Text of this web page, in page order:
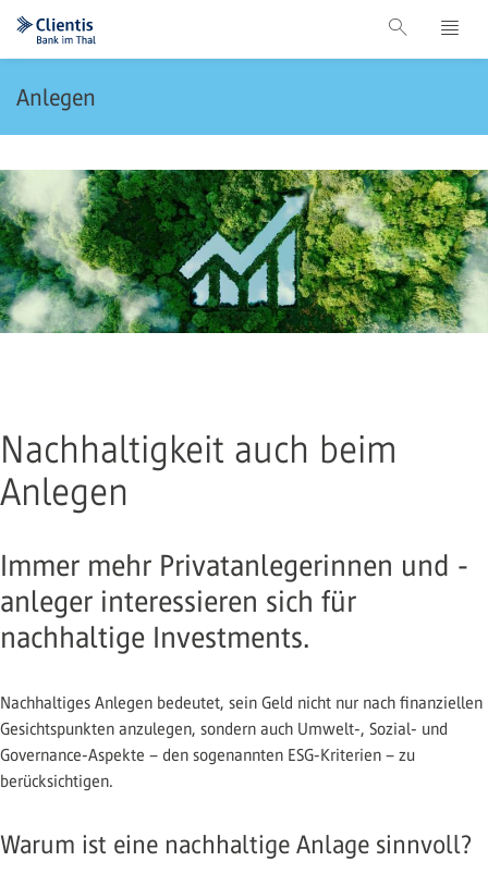
Anlegen
Nachhaltigkeit auch beim
Anlegen
Immer mehr Privatanlegerinnen und -
anleger interessieren sich für
nachhaltige Investments.
Nachhaltiges Anlegen bedeutet, sein Geld nicht nur nach finanziellen
Gesichtspunkten anzulegen, sondern auch Umwelt-, Sozial- und
Governance-Aspekte – den sogenannten ESG-Kriterien – zu
berücksichtigen.
Warum ist eine nachhaltige Anlage sinnvoll?